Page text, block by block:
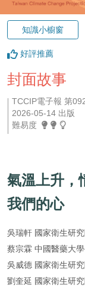
知識小櫥窗
好評推薦
封面故事
TCCIP電子報 第
2026-05-14 出版
難易度
氣溫上升，
我們的心
吳瑞軒 國家衛生研
蔡宗霖 中國醫藥大
吳威德 國家衛生研
劉奎延 國家衛生研